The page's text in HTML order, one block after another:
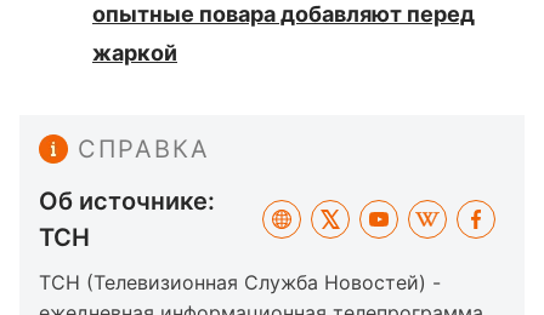
опытные повара добавляют перед
жаркой
СПРАВКА
Об источнике:
ТСН
ТСН (Телевизионная Служба Новостей) -